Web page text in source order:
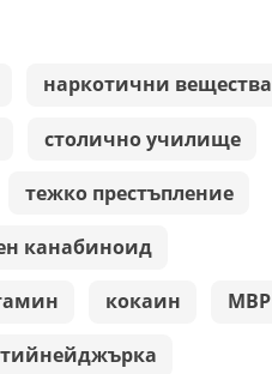
наркотични вещества
столично училище
тежко престъпление
канабиноид
кокаин МВР
тийнейджърка